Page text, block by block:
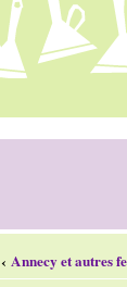
‹ Annecy et autres